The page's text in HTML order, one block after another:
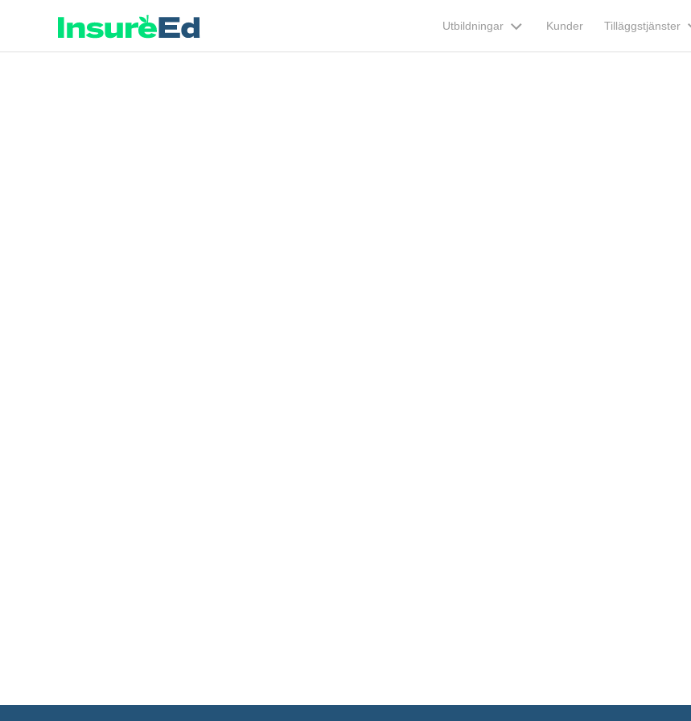
Utbildningar Kunder Tilläggstjänster